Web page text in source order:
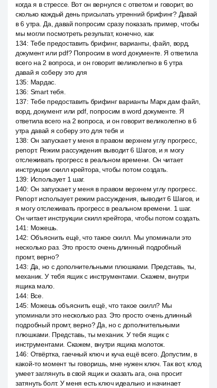
когда я в стрессе. Вот он вернулся с ответом и говорит, во
сколько каждый день присылать утренний брифинг? Давай
в 6 утра. Да, давай попросим сразу показать пример, чтобы
мы могли посмотреть результат, конечно, как
134: Тебе предоставить брифинг, варианты, файл, ворд,
документ или pdf? Попросим в word документе. Я ответила
всего на 2 вопроса, и он говорит великолепно в 6 утра
давай я соберу это для
135: Мардас.
136: Smart тебя.
137: Тебе предоставить брифинг варианты Марк дам файл,
ворд, документ или pdf, попросим в word документе. Я
ответила всего на 2 вопроса, и он говорит великолепно в 6
утра давай я соберу это для тебя и
138: Он запускает у меня в правом верхнем углу прогресс,
репорт. Режим рассуждения выводит 6 Шагов, и я могу
отслеживать прогресс в реальном времени. Он читает
инструкции скилл крейтора, чтобы потом создать.
139: Использует 1 шаг.
140: Он запускает у меня в правом верхнем углу прогресс.
Репорт использует режим рассуждения, выводит 6 Шагов, и
я могу отслеживать прогресс в реальном времени. 1 шаг.
Он читает инструкции скилл крейтора, чтобы потом создать.
141 : Можешь.
142: Объяснить ещё, что такое скилл. Мы упоминали это
несколько раз. Это просто очень длинный подробный
промт, верно?
143: Да, но с дополнительными плюшками. Представь, ты,
механик. У тебя ящик с инструментами. Скажем, внутри
ящика мало.
144: Все.
145: Можешь объяснить ещё, что такое скилл? Мы
упоминали это несколько раз. Это просто очень длинный
подробный промт, верно? Да, но с дополнительными
плюшками. Представь, ты механик. У тебя ящик с
инструментами. Скажем, внутри ящика молоток.
146: Отвёртка, гаечный ключ и куча ещё всего. Допустим, в
какой-то момент ты говоришь, мне нужен ключ. Так вот, клод
умеет заглянуть в свой ящик и сказать ага, она просит
затянуть болт. У меня есть ключ идеально и начинает